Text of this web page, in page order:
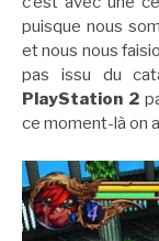
puisque nous
et nous nous
pas issu du
PlayStation 2
ce moment-là on